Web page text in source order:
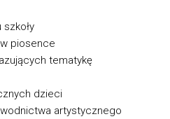
piosence
tematykę
dzieci
artystycznego